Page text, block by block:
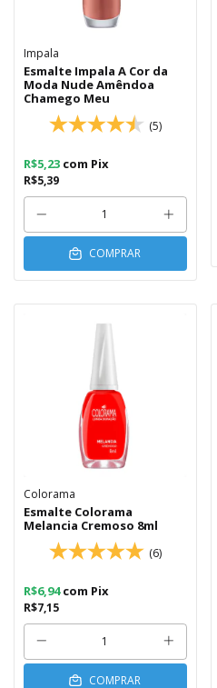
Impala
Esmalte Impala A Cor da
Moda Nude Amêndoa
Chamego Meu
(5)
R$5,39
R$5,23 com Pix
COMPRAR
Colorama
Esmalte Colorama
Melancia Cremoso 8ml
(6)
R$7,15
R$6,94com Pix
COMPRAR